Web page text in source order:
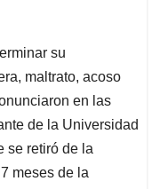
su
maltrato, acoso
en las
de la Universidad
se retiró de la
meses de la